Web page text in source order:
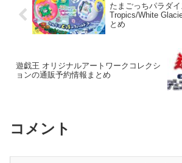
たまごっちパラダ
Tropics/White
とめ
遊戯王 オリジナルアートワークコレクシ
ョンの通販予約情報まとめ
コメント